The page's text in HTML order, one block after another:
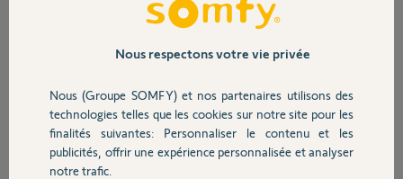
Sécurité
Domotique
Bonjour,
Je possède une porte de garage
motorisée par un système
Je souhaiterai pouvoir le piloter
comme le reste de mon installation
(volets roulants, portail, store
banne, le tout de marque somfy) via
Nous respectons votre vie privée
Nous (Groupe SOMFY) et nos partenaires utilisons des
technologies telles que les cookies sur notre site pour les
finalités suivantes: Personnaliser le contenu et les
publicités, offrir une expérience personnalisée et analyser
notre trafic.